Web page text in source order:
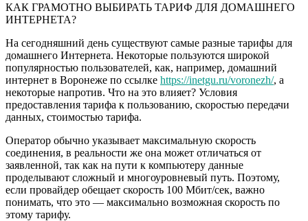
КАК ГРАМОТНО ВЫБИРАТЬ ТАРИФ ДЛЯ ДОМАШНЕГО
ИНТЕРНЕТА?
На сегодняшний день существуют самые разные тарифы для
домашнего Интернета. Некоторые пользуются широкой
популярностью пользователей, как, например, домашний
интернет в Воронеже по ссылке https://inetgu.ru/voronezh/, а
некоторые напротив. Что на это влияет? Условия
предоставления тарифа к пользованию, скоростью передачи
данных, стоимостью тарифа.
Оператор обычно указывает максимальную скорость
соединения, в реальности же она может отличаться от
заявленной, так как на пути к компьютеру данные
проделывают сложный и многоуровневый путь. Поэтому,
если провайдер обещает скорость 100 Мбит/сек, важно
понимать, что это — максимально возможная скорость по
этому тарифу.